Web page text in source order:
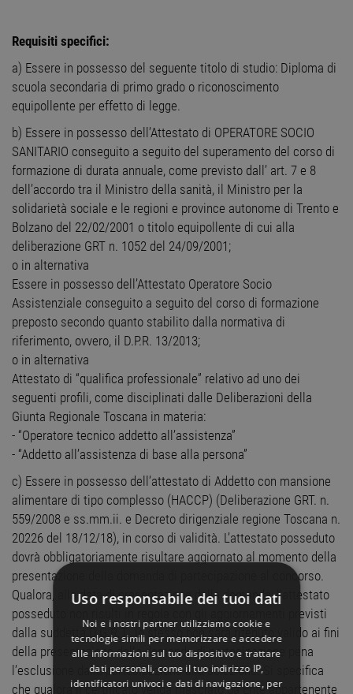
Requisiti specifici:
a) Essere in possesso del seguente titolo di studio: Diploma di
scuola secondaria di primo grado o riconoscimento
equipollente per effetto di legge.
b) Essere in possesso dell’Attestato di OPERATORE SOCIO
SANITARIO conseguito a seguito del superamento del corso di
formazione di durata annuale, come previsto dall’ art. 7 e 8
dell’accordo tra il Ministro della sanità, il Ministro per la
solidarietà sociale e le regioni e province autonome di Trento e
Bolzano del 22/02/2001 o titolo equipollente di cui alla
deliberazione GRT n. 1052 del 24/09/2001;
o in alternativa
Essere in possesso dell’Attestato Operatore Socio
Assistenziale conseguito a seguito del corso di formazione
preposto secondo quanto stabilito dalla normativa di
riferimento, ovvero, il D.P.R. 13/2013;
o in alternativa
Attestato di “qualifica professionale” relativo ad uno dei
seguenti profili, come disciplinati dalle Deliberazioni della
Giunta Regionale Toscana in materia:
- “Operatore tecnico addetto all’assistenza”
- “Addetto all’assistenza di base alla persona”
c) Essere in possesso dell’attestato di Addetto con mansione
alimentare di tipo complesso (HACCP) (Deliberazione GRT. n.
559/2008 e ss.mm.ii. e Decreto dirigenziale regione Toscana n.
20226 del 18/12/18), in corso di validità. L’attestato posseduto
dovrà obbligatoriamente risultare aggiornato al momento della
presentazione della domanda di partecipazione al concorso.
Qualora, alla data di presentazione della domanda, l’attestato
posseduto non risulti in regola con gli aggiornamenti previsti
dalla suddetta D.G.R.T., lo stesso non sarà ritenuto valido ai fini
della presentazione della domanda di partecipazione pena
l’esclusione dalla partecipazione alla selezione. Si specifica
che qualora il certificato venga rilasciato da Ente appartenente
Uso responsabile dei tuoi dati
Noi e i nostri partner utilizziamo cookie e
tecnologie simili per memorizzare e accedere
alle informazioni sul tuo dispositivo e trattare
dati personali, come il tuo indirizzo IP,
identificatori univoci e dati di navigazione, per